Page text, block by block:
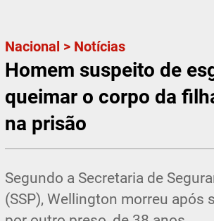
Nacional > Notícias
Homem suspeito de
queimar o corpo da
na prisão
Segundo a Secretaria de
(SSP), Wellington morreu após